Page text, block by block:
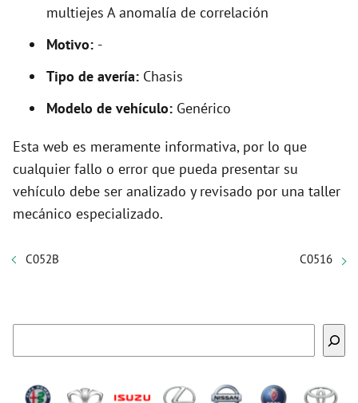
multiejes A anomalía de correlación
Motivo: -
Tipo de avería: Chasis
Modelo de vehículo: Genérico
Esta web es meramente informativa, por lo que
cualquier fallo o error que pueda presentar su
vehículo debe ser analizado y revisado por una taller
mecánico especializado.
C052B C0516